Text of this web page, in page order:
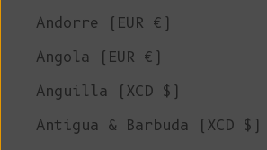
Andorre (EUR €)
Angola (EUR €)
Anguilla (XCD $)
Antigua & Barbuda (XCD $)